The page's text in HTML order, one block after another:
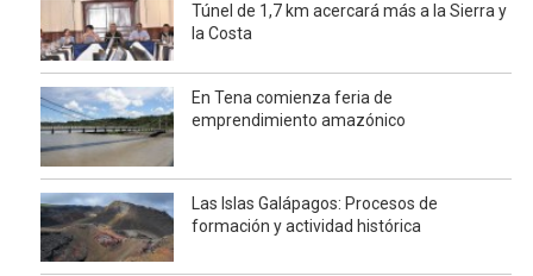
Túnel de 1,7 km acercará más a la Sierra y
la Costa
En Tena comienza feria de
emprendimiento amazónico
Las Islas Galápagos: Procesos de
formación y actividad histórica